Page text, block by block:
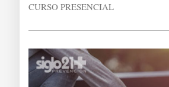
CURSO PRESENCIAL